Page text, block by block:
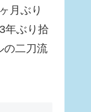
月ぶり
年ぶり拾
の二刀流